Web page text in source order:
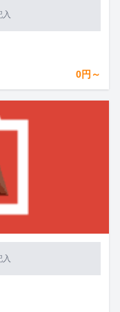
入
0円～
入